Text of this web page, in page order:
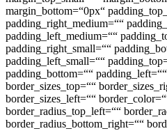
margin_bottom=“0px“
padding_right_medium=““
padding_left_medium=““
padding_right_small=““
padding_left_small=““
padding_bottom=““
border_sizes_top=““
border_sizes_left=““
border_radius_top_left=““
border_radius_bottom_right=““